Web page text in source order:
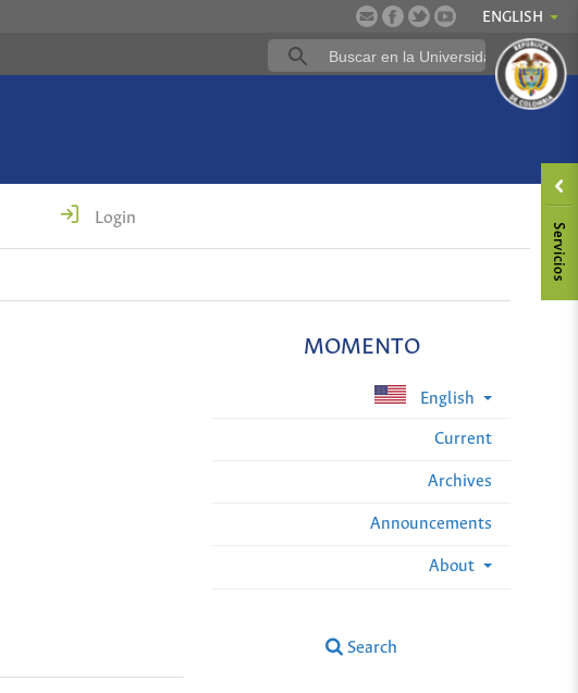
ENGLISH
Login
MOMENTO
English
Current
Archives
Announcements
About
Search